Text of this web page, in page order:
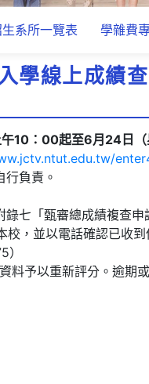
系所一覽表 學雜費
學線上成績
10：00起至6月24日
負責。
七「甄審總成績複查
校，並以電話確認已收
料予以重新評分。逾期